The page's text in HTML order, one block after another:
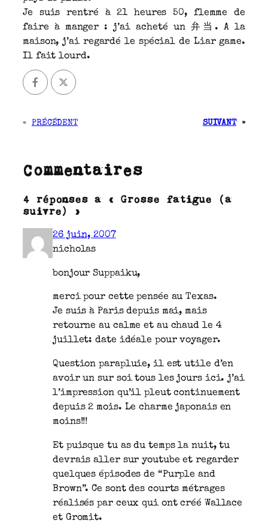
Je suis rentré à 21 heures 50, flemme de
faire à manger : j’ai acheté un 弁当. A la
maison, j’ai regardé le spécial de Liar game.
Il fait lourd.
« PRÉCÉDENT SUIVANT »
Commentaires
4 réponses à « Grosse fatigue (à
suivre) »
26 juin, 2007
nicholas
bonjour Suppaiku,
merci pour cette pensée au Texas.
Je suis à Paris depuis mai, mais
retourne au calme et au chaud le 4
juillet: date idéale pour voyager.
Question parapluie, il est utile d’en
avoir un sur soi tous les jours ici. j’ai
l’impression qu’il pleut continuement
depuis 2 mois. Le charme japonais en
moins!!!
Et puisque tu as du temps la nuit, tu
devrais aller sur youtube et regarder
quelques épisodes de “Purple and
Brown”. Ce sont des courts métrages
réalisés par ceux qui ont créé Wallace
et Gromit.